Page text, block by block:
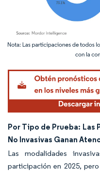
Imagen © Mordor Intelligence. El
Por Tipo de Prueba: Las
No Invasivas Ganan
Las modalidades
participación en 2025,